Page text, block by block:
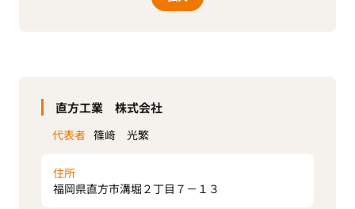
直方工業 株式会社
代表者 篠﨑 光繁
住所
福岡県直方市溝堀２丁目７－１３